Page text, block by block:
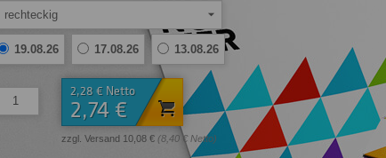
rechteckig
19.08.26 17.08.26 13.08.26
2,28 € Netto
2,74 €
zzgl. Versand 10,08 € (8,40 € Netto)